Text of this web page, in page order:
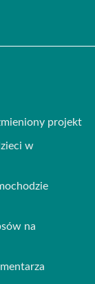
projekt
w
na